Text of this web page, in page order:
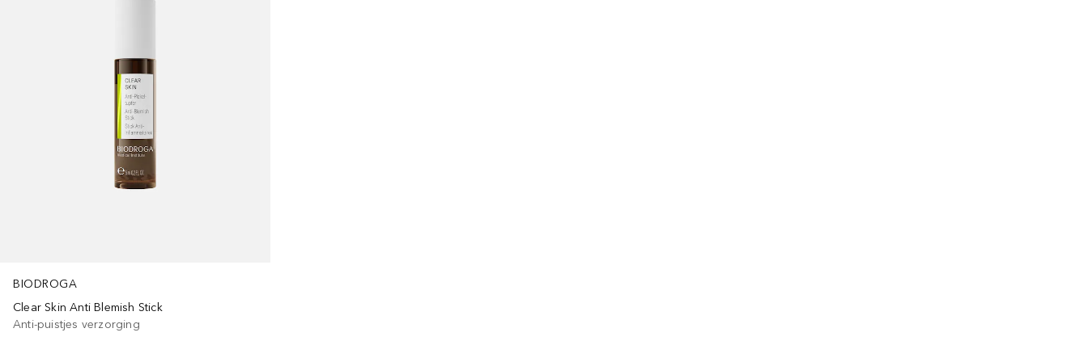
BIODROGA
Clear Skin Anti Blemish Stick
Anti-puistjes verzorging